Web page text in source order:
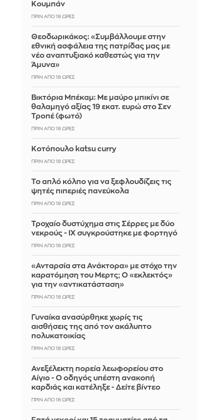
Κουμπάν
ΠΡΙΝ ΑΠΌ 18 ΏΡΕΣ
Θεοδωρικάκος: «Συμβάλλουμε στην
εθνική ασφάλεια της πατρίδας μας με
νέο αναπτυξιακό καθεστώς για την
Άμυνα»
ΠΡΙΝ ΑΠΌ 18 ΏΡΕΣ
Βικτόρια Μπέκαμ: Με μαύρο μπικίνι σε
θαλαμηγό αξίας 19 εκατ. ευρώ στο Σεν
Τροπέ (φωτό)
ΠΡΙΝ ΑΠΌ 18 ΏΡΕΣ
Κοτόπουλο katsu curry
ΠΡΙΝ ΑΠΌ 18 ΏΡΕΣ
Το απλό κόλπο για να ξεφλουδίζεις τις
ψητές πιπεριές πανεύκολα
ΠΡΙΝ ΑΠΌ 18 ΏΡΕΣ
Τροχαίο δυστύχημα στις Σέρρες με δύο
νεκρούς - ΙΧ συγκρούστηκε με φορτηγό
ΠΡΙΝ ΑΠΌ 18 ΏΡΕΣ
«Ανταρσία στα Ανάκτορα» με στόχο την
καρατόμηση του Μερτς; Ο «εκλεκτός»
για την «αντικατάσταση»
ΠΡΙΝ ΑΠΌ 18 ΏΡΕΣ
Γυναίκα ανασύρθηκε χωρίς τις
αισθήσεις της από τον ακάλυπτο
πολυκατοικίας
ΠΡΙΝ ΑΠΌ 18 ΏΡΕΣ
Ανεξέλεκτη πορεία λεωφορείου στο
Αίγιο - Ο οδηγός υπέστη ανακοπή
καρδιάς και κατέληξε - Δείτε βίντεο
ΠΡΙΝ ΑΠΌ 18 ΏΡΕΣ